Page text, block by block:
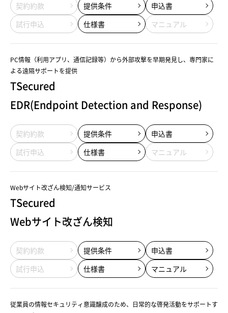
契約約款 提供条件
申込書
試行申込
仕様書 マニュアル
PC情報（利用アプリ、通信記録等）から外部攻撃を早期発見し、専門家に
よる遠隔サポートを提供
TSecured
EDR(Endpoint Detection and Response)
契約約款 提供条件
申込書
試行申込
仕様書 マニュアル
Webサイト改ざん検知/通知サービス
TSecured
Webサイト改ざん検知
契約約款 提供条件
申込書
試行申込
仕様書 マニュアル
従業員の情報セキュリティ意識醸成のため、日常的な啓発活動をサポートす